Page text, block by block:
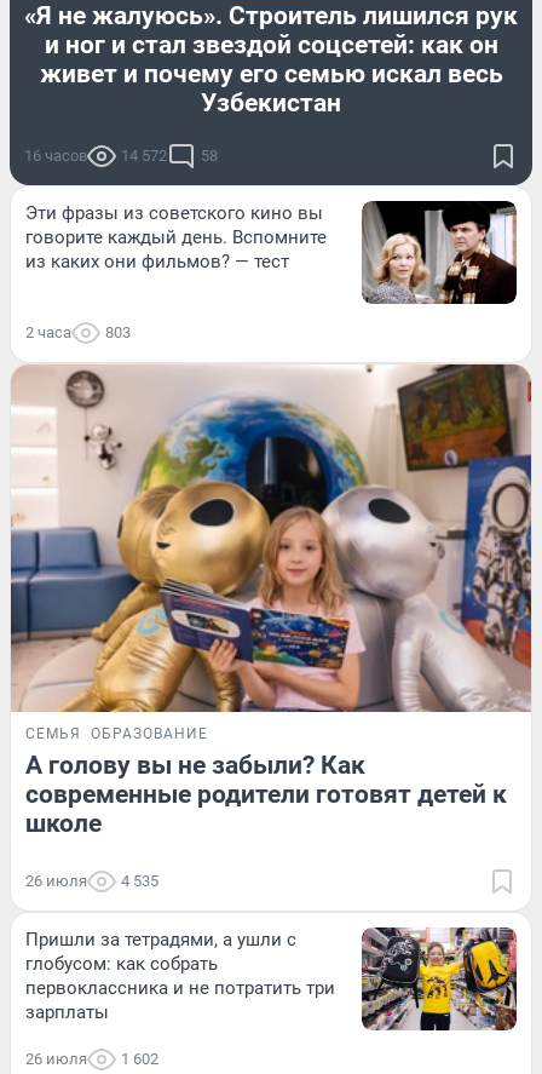
«Я не жалуюсь». Строитель лишился рук
и ног и стал звездой соцсетей: как он
живет и почему его семью искал весь
Узбекистан
16 часов 14 572 58
Эти фразы из советского кино вы
говорите каждый день. Вспомните
из каких они фильмов? — тест
2 часа 803
СЕМЬЯ ОБРАЗОВАНИЕ
А голову вы не забыли? Как
современные родители готовят детей к
школе
26 июля 4 535
Пришли за тетрадями, а ушли с
глобусом: как собрать
первоклассника и не потратить три
зарплаты
26 июля 1 602